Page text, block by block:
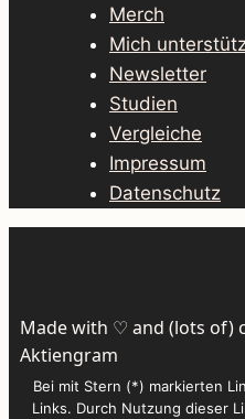
Merch
Mich
Newsletter
Studien
Vergleiche
Impressum
Datenschutz
Made with ♡ and (lots of)
Aktiengram
Bei mit Stern (*) markierten
Links. Durch Nutzung dieser